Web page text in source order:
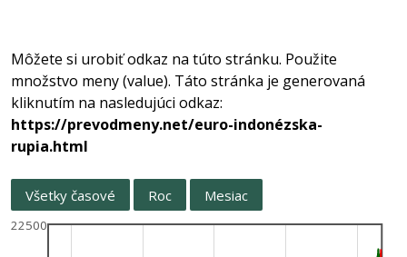
Môžete si urobiť odkaz na túto stránku. Použite
množstvo meny (value). Táto stránka je generovaná
kliknutím na nasledujúci odkaz:
https://prevodmeny.net/euro-indonézska-
rupia.html
Všetky časové Roc Mesiac
22500